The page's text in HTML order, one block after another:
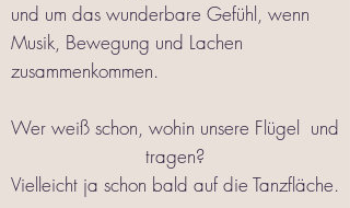
und um das wunderbare Gefühl, wenn
Musik, Bewegung und Lachen
zusammenkommen.
Wer weiß schon, wohin unsere Flügel und
tragen?
Vielleicht ja schon bald auf die Tanzfläche.